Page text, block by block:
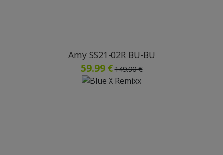
Amy SS21-02R BU-BU
59.99 € 149.90 €